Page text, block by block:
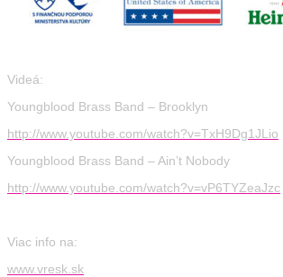
Videá:
Youngblood Brass Band – Brooklyn
http://www.youtube.com/watch?v=TxH9Dg1JLio
Youngblood Brass Band – Ain’t Nobody
http://www.youtube.com/watch?v=vP6TYZeaJzc
Viac info na:
www.vresk.sk